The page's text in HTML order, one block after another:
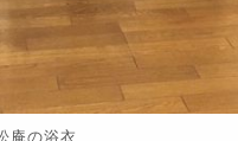
庵の浴衣